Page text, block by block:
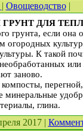
| Овощеводство|
ДЛЯ
грунта, если она
огородных
К такой
заново.
минеральные
глина.
2017 |